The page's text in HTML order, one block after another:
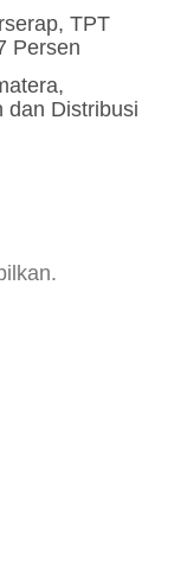
TPT
Persen
dan Distribusi